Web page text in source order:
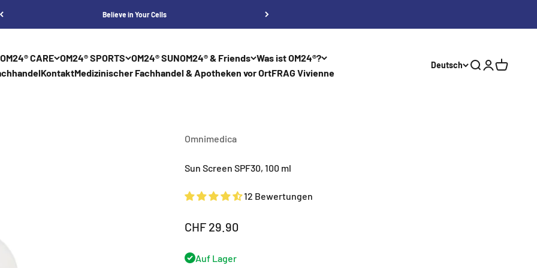
Believe in Your Cells
OM24® CARE OM24® SPORTS OM24® SUNOM24® & Friends Was ist OM24®?
KontaktMedizinischer Fachhandel & Apotheken vor OrtFRAG Vivienne
Deutsch SucheAnmelden
Omnimedica
Sun Screen SPF30, 100 ml
12 Bewertungen
Angebot
CHF 29.90
Auf Lager